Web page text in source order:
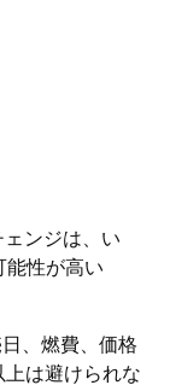
ンジは、い
能性が高い
、燃費、価格
は避けられな